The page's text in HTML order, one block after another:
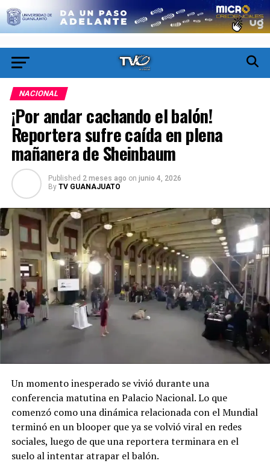
NACIONAL
¡Por andar cachando el balón!
Reportera sufre caída en plena
mañanera de Sheinbaum
Published 2 meses ago on junio 4, 2026
By TV GUANAJUATO
Un momento inesperado se vivió durante una
conferencia matutina en Palacio Nacional. Lo que
comenzó como una dinámica relacionada con el Mundial
terminó en un blooper que ya se volvió viral en redes
sociales, luego de que una reportera terminara en el
suelo al intentar atrapar el balón.